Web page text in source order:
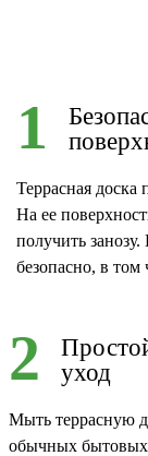
1
Террасная доска
На ее
получить
безопасно, в том
2
уход
Мыть террасную
обычных